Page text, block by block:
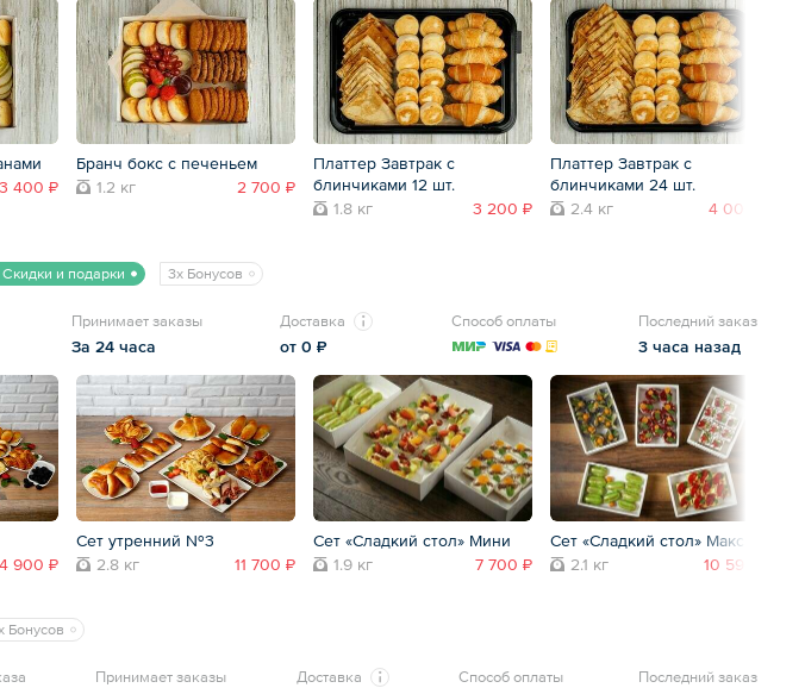
3 400 ₽
Бранч бокс с печеньем
1.2 кг
2 700 ₽
Платтер Завтрак с
блинчиками 12 шт.
1.8 кг
3 200 ₽
Платтер Завтрак с
блинчиками 24 шт.
2.4 кг
4 000 ₽
Скидки и подарки 3x Бонусов
Принимает заказы
За 24 часа
Доставка
от 0 ₽
Способ оплаты Последний заказ
3 часа назад
900 ₽
Сет утренний №3
2.8 кг
11 700 ₽
Сет «Сладкий стол» Мини
1.9 кг
7 700 ₽
Сет «Сладкий стол» Макси
2.1 кг
10 590 ₽
Бонусов
Принимает заказы Доставка Способ оплаты Последний заказ